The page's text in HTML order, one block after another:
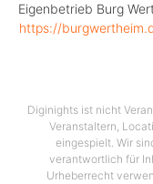
Eigenbetrieb Burg
https://
Diginights ist nicht
Veranstaltern,
eingespielt. Wir
verantwortlich für
Urheberrecht